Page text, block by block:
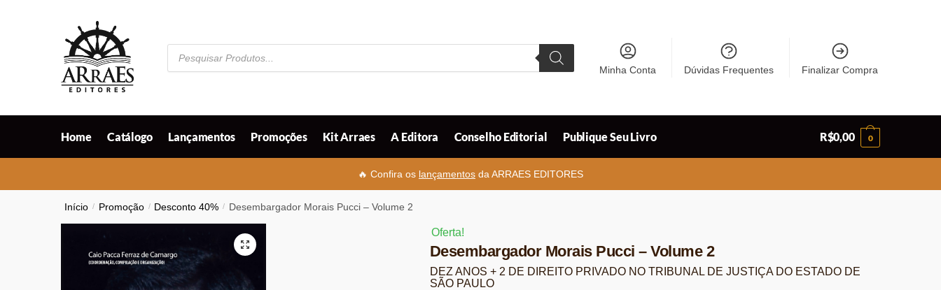
Pesquisar
produtos
Minha Conta Dúvidas Frequentes Finalizar Compra
Home Catálogo Lançamentos Promoções Kit Arraes A Editora Conselho Editorial Publique Seu Livro R$0,00 0
🔥 Confira os lançamentos da ARRAES EDITORES
Início / Promoção / Desconto 40% / Desembargador Morais Pucci – Volume 2
🔍
Oferta!
Desembargador Morais Pucci – Volume 2
DEZ ANOS + 2 DE DIREITO PRIVADO NO TRIBUNAL DE JUSTIÇA DO ESTADO DE
SÃO PAULO